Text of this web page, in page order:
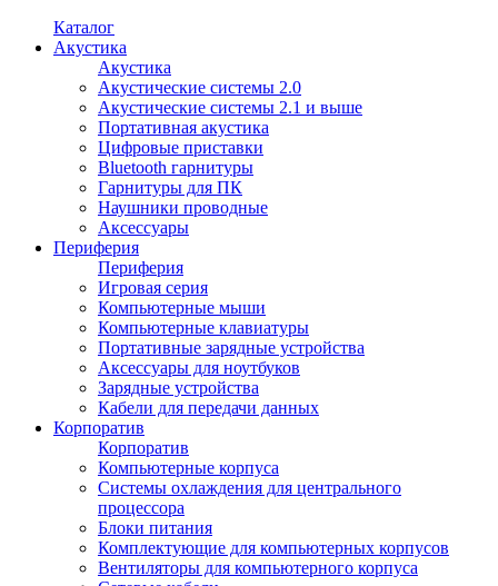
Каталог
Акустика
Акустика
Акустические системы 2.0
Акустические системы 2.1 и выше
Портативная акустика
Цифровые приставки
Bluetooth гарнитуры
Гарнитуры для ПК
Наушники проводные
Аксессуары
Периферия
Периферия
Игровая серия
Компьютерные мыши
Компьютерные клавиатуры
Портативные зарядные устройства
Аксессуары для ноутбуков
Зарядные устройства
Кабели для передачи данных
Корпоратив
Корпоратив
Компьютерные корпуса
Системы охлаждения для центрального
процессора
Блоки питания
Комплектующие для компьютерных корпусов
Вентиляторы для компьютерного корпуса